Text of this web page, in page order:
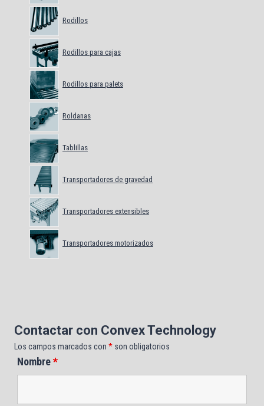
Rodillos
Rodillos para cajas
Rodillos para palets
Roldanas
Tablillas
Transportadores de gravedad
Transportadores extensibles
Transportadores motorizados
Contactar con Convex Technology
Los campos marcados con * son obligatorios
Nombre*